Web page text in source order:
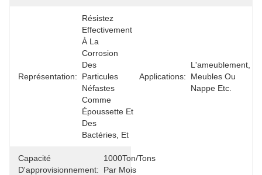
Représentation:
Résistez
Effectivement
À La
Corrosion
Des
Particules
Néfastes
Comme
Époussette Et
Des
Bactéries, Et
Applications:
L'ameublement,
Meubles Ou
Nappe Etc.
Capacité
D'approvisionnement:
1000Ton/Tons
Par Mois